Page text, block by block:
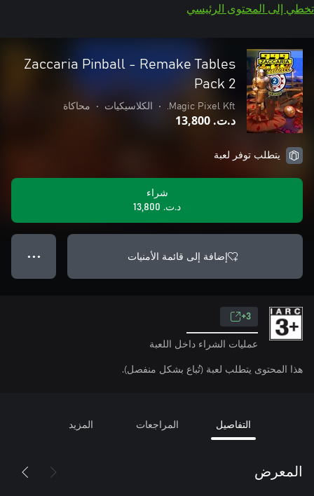
تخطي إلى المحتوى الرئيسي
Zaccaria Pinball - Remake Tables
Pack 2
Magic Pixel Kft.
• الكلاسيكيات • محاكاة
د.ت.‏ 13,800
يتطلب توفر لعبة
شراء
د.ت.‏ 13,800
إضافة إلى قائمة الأمنيات ● ● ●
3+
عمليات الشراء داخل اللعبة
هذا المحتوى يتطلب لعبة (تُباع بشكل منفصل).
التفاصيل المراجعات المزيد
المعرض